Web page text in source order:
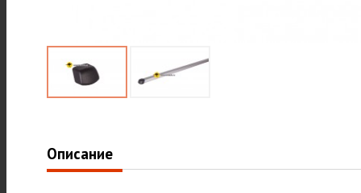
Описание